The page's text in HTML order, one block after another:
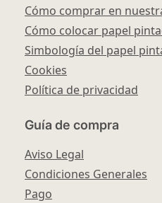
Cómo comprar en
Cómo colocar papel
Simbología del papel
Cookies
Política de privacidad
Guía de compra
Aviso Legal
Condiciones Generales
Pago